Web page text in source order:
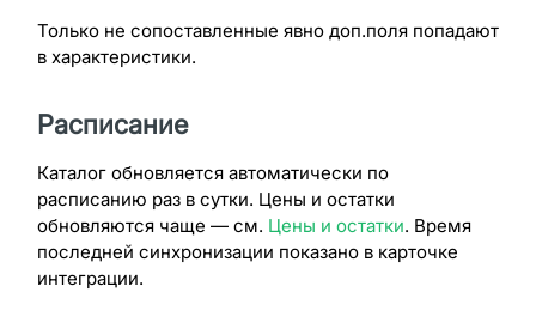
Только не сопоставленные явно доп.поля попадают
в характеристики.
Расписание
Каталог обновляется автоматически по
расписанию раз в сутки. Цены и остатки
обновляются чаще — см. Цены и остатки. Время
последней синхронизации показано в карточке
интеграции.